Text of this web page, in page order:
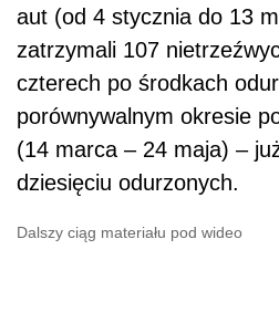
aut (od 4 stycznia do 13
zatrzymali 107
czterech po środkach
porównywalnym okresie
(14 marca – 24 maja) –
dziesięciu odurzonych.
Dalszy ciąg materiału pod wideo